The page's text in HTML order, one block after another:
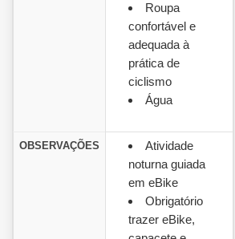
Roupa
confortável e
adequada à
prática de
ciclismo
Água
OBSERVAÇÕES
Atividade
noturna guiada
em eBike
Obrigatório
trazer eBike,